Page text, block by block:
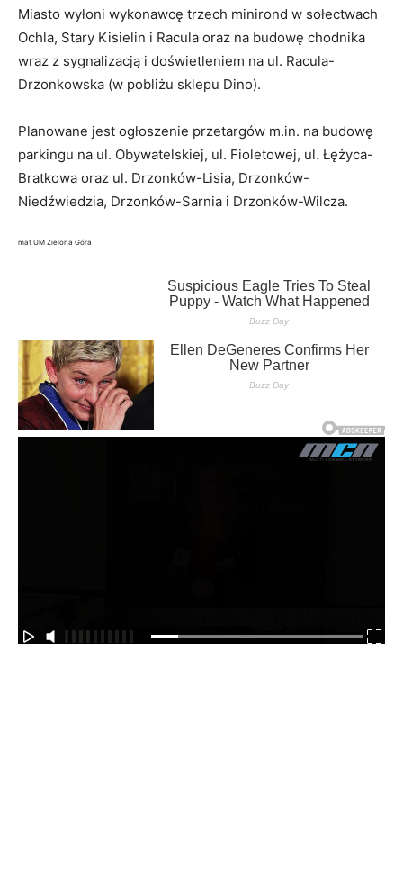
Miasto wyłoni wykonawcę trzech minirond w sołectwach
Ochla, Stary Kisielin i Racula oraz na budowę chodnika
wraz z sygnalizacją i doświetleniem na ul. Racula-
Drzonkowska (w pobliżu sklepu Dino).
Planowane jest ogłoszenie przetargów m.in. na budowę
parkingu na ul. Obywatelskiej, ul. Fioletowej, ul. Łężyca-
Bratkowa oraz ul. Drzonków-Lisia, Drzonków-
Niedźwiedzia, Drzonków-Sarnia i Drzonków-Wilcza.
mat UM Zielona Góra